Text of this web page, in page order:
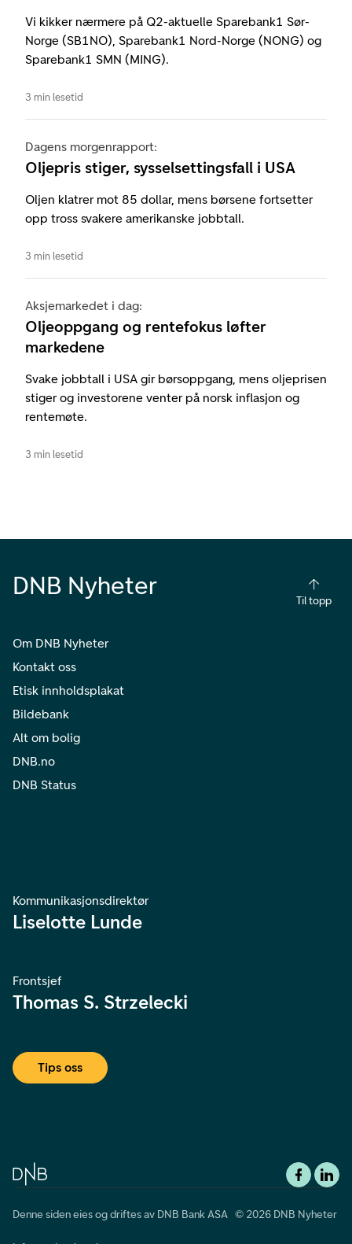
Vi kikker nærmere på Q2-aktuelle Sparebank1 Sør-
Norge (SB1NO), Sparebank1 Nord-Norge (NONG) og
Sparebank1 SMN (MING).
3 min lesetid
Dagens morgenrapport:
Oljepris stiger, sysselsettingsfall i USA
Oljen klatrer mot 85 dollar, mens børsene fortsetter
opp tross svakere amerikanske jobbtall.
3 min lesetid
Aksjemarkedet i dag:
Oljeoppgang og rentefokus løfter
markedene
Svake jobbtall i USA gir børsoppgang, mens oljeprisen
stiger og investorene venter på norsk inflasjon og
rentemøte.
3 min lesetid
DNB Nyheter
Til topp
Om DNB Nyheter
Kontakt oss
Etisk innholdsplakat
Bildebank
Alt om bolig
DNB.no
DNB Status
Kommunikasjonsdirektør
Liselotte Lunde
Frontsjef
Thomas S. Strzelecki
Tips oss
Denne siden eies og driftes av DNB Bank ASA © 2026 DNB Nyheter